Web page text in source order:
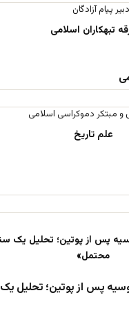
پس از پوتین؛ تحلیل یک